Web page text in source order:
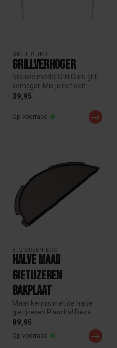
GRILL GURU
Grillverhoger
Nieuwe model Grill Guru grill
verhoger. Mis je net een
beetje extra ruimte? Dan...
39,95
Op voorraad
BIG GREEN EGG
Halve maan
Gietijzeren
bakplaat
Maak kennis met de halve
gietijzeren Plancha! Deze
veelzijdige grillplaat heeft ...
89,95
Op voorraad